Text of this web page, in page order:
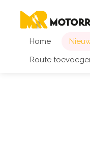
Home
Route